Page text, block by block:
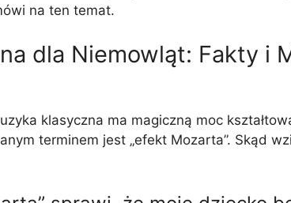
na ten temat.
dla Niemowląt: Fakty i
klasyczna ma magiczną moc
terminem jest „efekt Mozarta”. Skąd